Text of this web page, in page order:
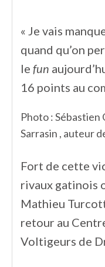
« Je vais
quand qu’on
le fun
16 points au
Photo :
Sarrasin , auteur
Fort de cette
rivaux gatinois
Mathieu
retour au
Voltigeurs de